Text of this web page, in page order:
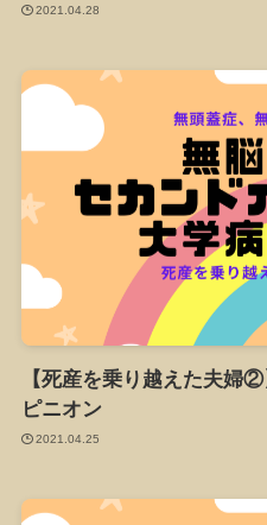
2021.04.28
【死産を乗り越えた夫婦
ピニオン
2021.04.25